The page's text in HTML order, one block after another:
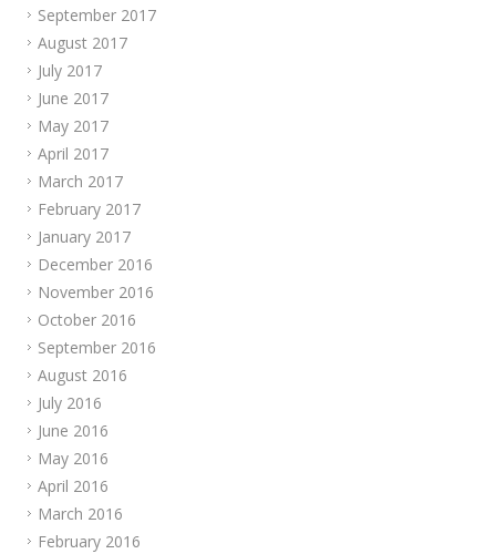
September 2017
August 2017
July 2017
June 2017
May 2017
April 2017
March 2017
February 2017
January 2017
December 2016
November 2016
October 2016
September 2016
August 2016
July 2016
June 2016
May 2016
April 2016
March 2016
February 2016